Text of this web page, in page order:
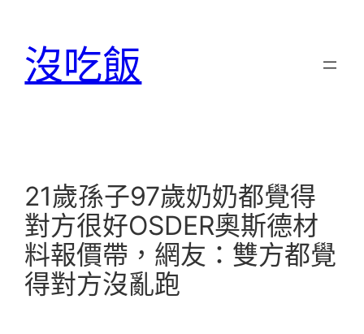
沒吃飯
21歲孫子97歲奶奶都覺得
對方很好OSDER奧斯德材
料報價帶，網友：雙方都覺
得對方沒亂跑